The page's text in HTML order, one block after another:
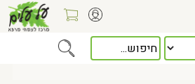
> HUANG QIN HS קערורית סינית אורגני יבוא שורש – תוסף תזונה